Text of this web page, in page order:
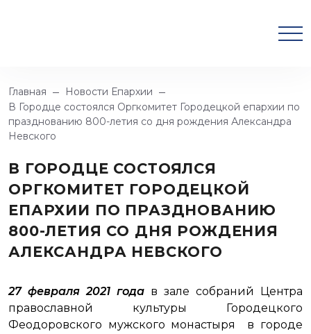
Главная
Новости Епархии
В Городце состоялся Оргкомитет Городецкой епархии по
празднованию 800-летия со дня рождения Александра
Невского
В ГОРОДЦЕ СОСТОЯЛСЯ
ОРГКОМИТЕТ ГОРОДЕЦКОЙ
ЕПАРХИИ ПО ПРАЗДНОВАНИЮ
800-ЛЕТИЯ СО ДНЯ РОЖДЕНИЯ
АЛЕКСАНДРА НЕВСКОГО
27 февраля 2021 года в зале собраний Центра
православной культуры Городецкого
Феодоровского мужского монастыря в городе